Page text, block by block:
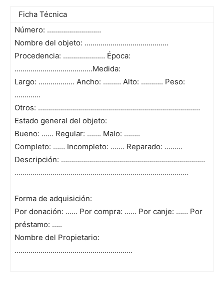
Ficha Técnica
Número: ………………………
Nombre del objeto: ……………………………………
Procedencia: ………………… Época:
…………………………………Medida:
Largo: ……………… Ancho: ……… Alto: ……….. Peso:
………….
Otros: ………………………………………………………………………
Estado general del objeto:
Bueno: …… Regular: ……. Malo: ……..
Completo: …… Incompleto: ……. Reparado: ………
Descripción: ………………………………………………………………
……………………………………………………………………………
Forma de adquisición:
Por donación: …… Por compra: …… Por canje: …… Por
préstamo: …..
Nombre del Propietario:
…………………………………………………..